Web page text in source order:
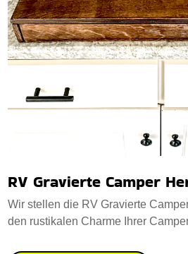
RV Gravierte Camper
Wir stellen die RV Gravierte
den rustikalen Charme Ihrer